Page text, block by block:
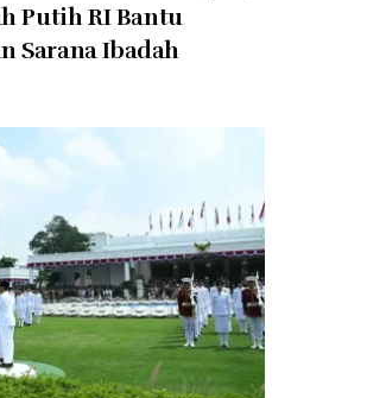
Putih RI Bantu
Sarana Ibadah